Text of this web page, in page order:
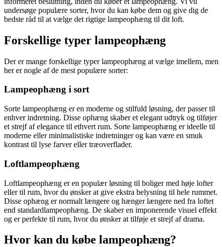
undersøge populære sorter, hvor du kan købe dem og give dig de
bedste råd til at vælge det rigtige lampeophæng til dit loft.
Forskellige typer lampeophæng
Der er mange forskellige typer lampeophæng at vælge imellem, men
her er nogle af de mest populære sorter:
Lampeophæng i sort
Sorte lampeophæng er en moderne og stilfuld løsning, der passer til
enhver indretning. Disse ophæng skaber et elegant udtryk og tilføjer
et strejf af elegance til ethvert rum. Sorte lampeophæng er ideelle til
moderne eller minimalistiske indretninger og kan være en smuk
kontrast til lyse farver eller træoverflader.
Loftlampeophæng
Loftlampeophæng er en populær løsning til boliger med høje lofter
eller til rum, hvor du ønsker at give ekstra belysning til hele rummet.
Disse ophæng er normalt længere og hænger længere ned fra loftet
end standardlampeophæng. De skaber en imponerende visuel effekt
og er perfekte til rum, hvor du ønsker at tilføje et strejf af drama.
Hvor kan du købe lampeophæng?